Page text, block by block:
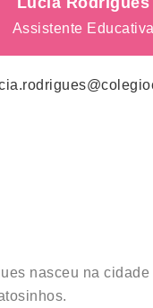
Assistente Educativa
nasceu na cidade